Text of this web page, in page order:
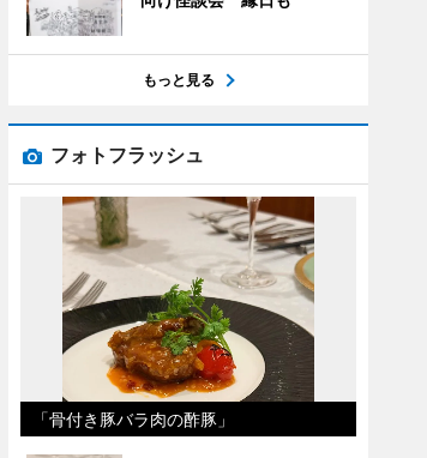
もっと見る
フォトフラッシュ
「骨付き豚バラ肉の酢豚」